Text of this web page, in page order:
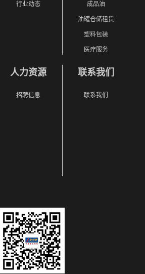
行业动态 成品油
油罐仓储租赁
塑料包装
医疗服务
人力资源
招聘信息
联系我们
联系我们